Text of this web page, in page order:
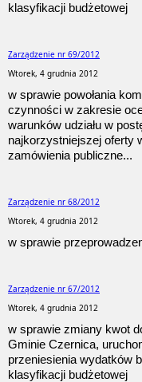
klasyfikacji budżetowej
Zarządzenie nr 69/2012
Wtorek, 4 grudnia 2012
w sprawie powołania
czynności w zakresie
warunków udziału w
najkorzystniejszej oferty
zamówienia publiczne...
Zarządzenie nr 68/2012
Wtorek, 4 grudnia 2012
w sprawie
Zarządzenie nr 67/2012
Wtorek, 4 grudnia 2012
w sprawie zmiany kwot
Gminie Czernica,
przeniesienia wydatków
klasyfikacji budżetowej